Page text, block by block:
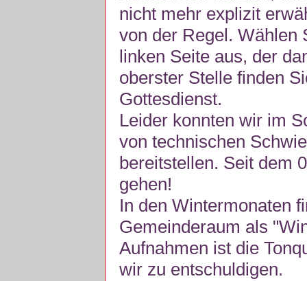
nicht mehr explizit
von der Regel. Wählen
linken Seite aus, der
oberster Stelle finden
Gottesdienst.
Leider konnten wir im
von technischen
bereitstellen. Seit dem
gehen!
In den Wintermonaten
Gemeinderaum als
Aufnahmen ist die
wir zu entschuldigen.